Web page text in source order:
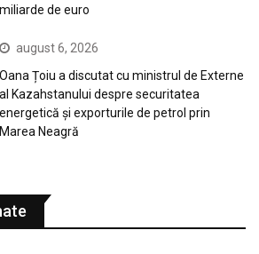
miliarde de euro
august 6, 2026
Oana Țoiu a discutat cu ministrul de Externe
al Kazahstanului despre securitatea
energetică și exporturile de petrol prin
Marea Neagră